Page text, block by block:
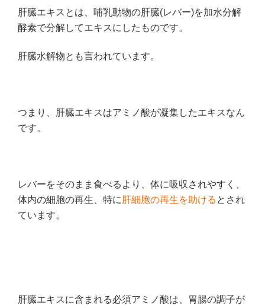
肝臓エキスとは、哺乳動物の肝臓(レバー)を加水分解
酵素で分解してエキスにしたものです。
肝臓水解物とも言われています。
つまり、肝臓エキスはアミノ酸が凝集したエキスなん
です。
レバーをそのまま食べるより、体に吸収されやすく、
体内の細胞の再生、特に 肝細胞の再生を助ける とされ
ています。
肝臓エキスに含まれる必須アミノ酸は、胃腸の調子が